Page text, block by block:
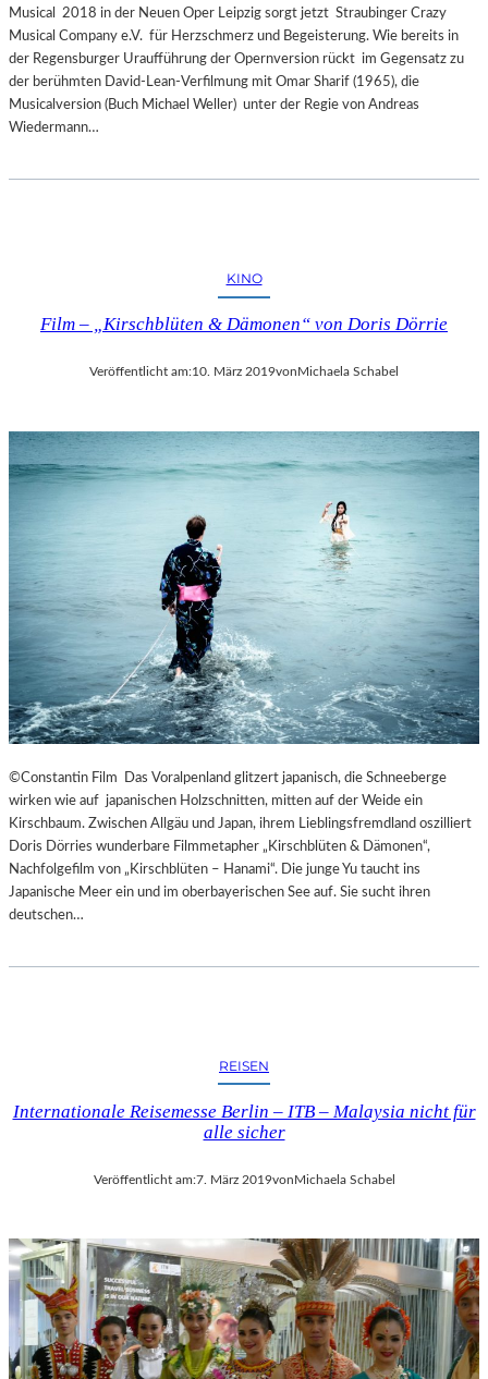
Musical 2018 in der Neuen Oper Leipzig sorgt jetzt Straubinger Crazy
Musical Company e.V. für Herzschmerz und Begeisterung. Wie bereits in
der Regensburger Uraufführung der Opernversion rückt im Gegensatz zu
der berühmten David-Lean-Verfilmung mit Omar Sharif (1965), die
Musicalversion (Buch Michael Weller) unter der Regie von Andreas
Wiedermann…
KINO
Film – „Kirschblüten & Dämonen“ von Doris Dörrie
Veröffentlicht am:10. März 2019von Michaela Schabel
©Constantin Film Das Voralpenland glitzert japanisch, die Schneeberge
wirken wie auf japanischen Holzschnitten, mitten auf der Weide ein
Kirschbaum. Zwischen Allgäu und Japan, ihrem Lieblingsfremdland oszilliert
Doris Dörries wunderbare Filmmetapher „Kirschblüten & Dämonen“,
Nachfolgefilm von „Kirschblüten – Hanami“. Die junge Yu taucht ins
Japanische Meer ein und im oberbayerischen See auf. Sie sucht ihren
deutschen…
REISEN
Internationale Reisemesse Berlin – ITB – Malaysia nicht für
alle sicher
Veröffentlicht am:7. März 2019vonMichaela Schabel